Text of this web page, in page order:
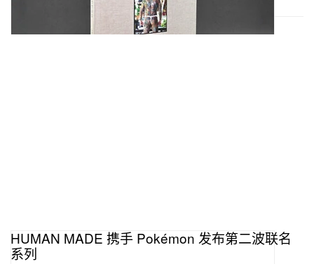
HUMAN MADE 携手 Pokémon 发布第二波联名
系列